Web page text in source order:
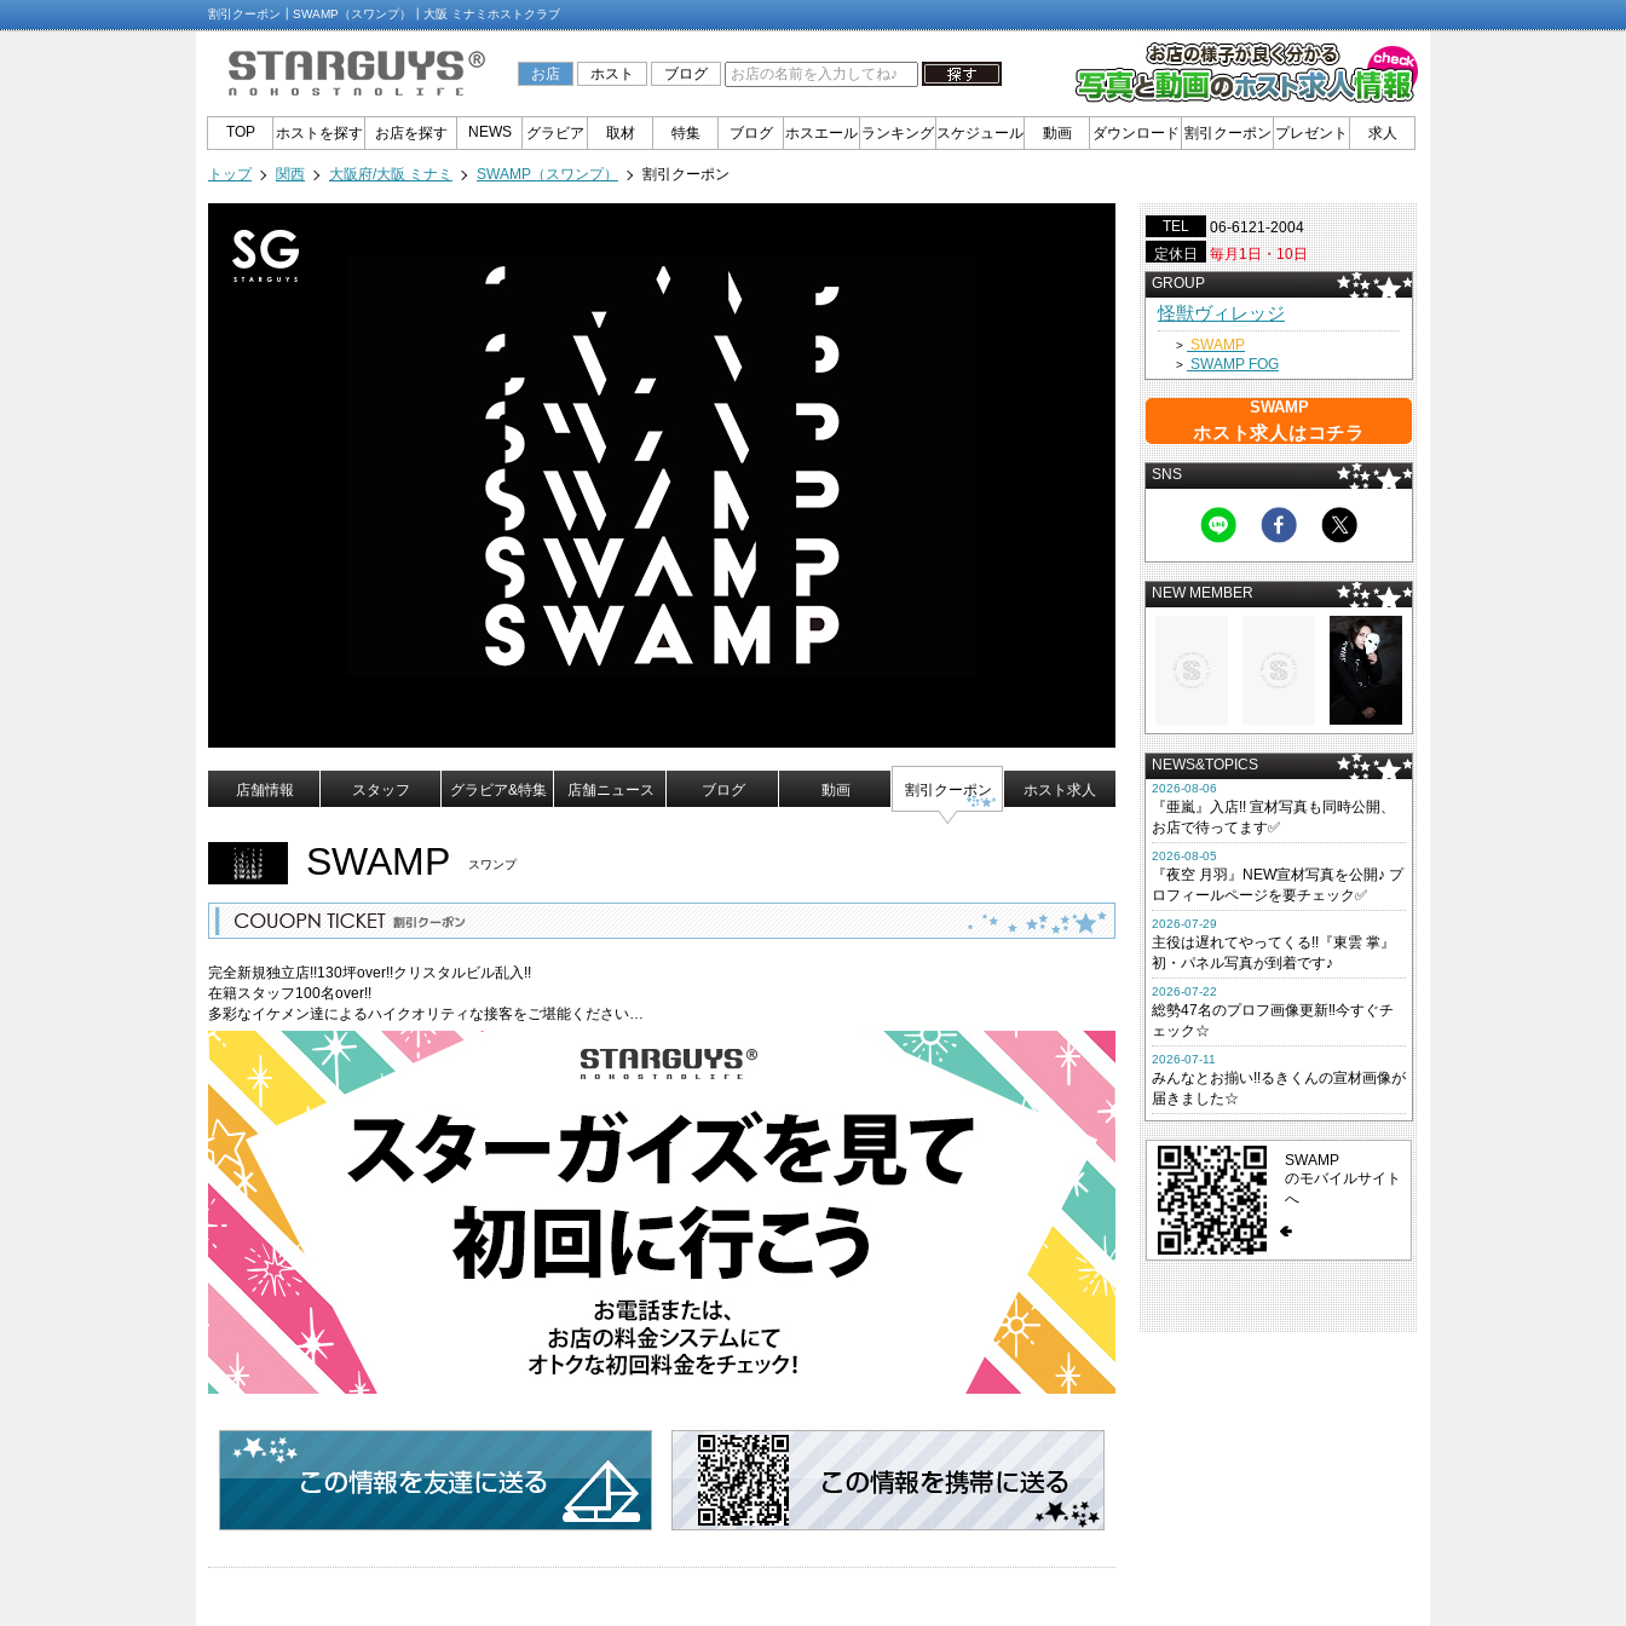
割引クーポン┃SWAMP（スワンプ）┃大阪 ミナミホストクラブ
お店 ホスト ブログ
TOP ホストを探す お店を探す NEWS グラビア 取材 特集 ブログ ホスエール ランキング スケジュール 動画 ダウンロード 割引クーポン プレゼント 求人
トップ 関西 大阪府/大阪 ミナミ SWAMP（スワンプ） 割引クーポン
店舗情報 スタッフ グラビア&特集 店舗ニュース ブログ 動画 割引クーポン ホスト求人
SWAMP スワンプ
完全新規独立店!!130坪over!!クリスタルビル乱入!!
在籍スタッフ100名over!!
多彩なイケメン達によるハイクオリティな接客をご堪能ください…
TEL
06-6121-2004
定休日
毎月1日・10日
GROUP
怪獣ヴィレッジ
> SWAMP
> SWAMP FOG
SWAMP
ホスト求人はコチラ
SNS
NEW MEMBER
NEWS&TOPICS
2026-08-06
『亜嵐』入店!! 宣材写真も同時公開、
お店で待ってます✅
2026-08-05
『夜空 月羽』NEW宣材写真を公開♪ プ
ロフィールページを要チェック✅
2026-07-29
主役は遅れてやってくる!!『東雲 掌』
初・パネル写真が到着です♪
2026-07-22
総勢47名のプロフ画像更新‼今すぐチ
ェック☆
2026-07-11
みんなとお揃い!!るきくんの宣材画像が
届きました☆
SWAMP
のモバイルサイト
へ